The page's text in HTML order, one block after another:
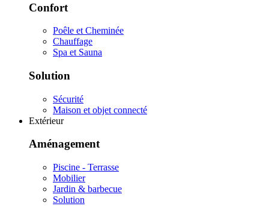
Confort
Poêle et Cheminée
Chauffage
Spa et Sauna
Solution
Sécurité
Maison et objet connecté
Extérieur
Aménagement
Piscine - Terrasse
Mobilier
Jardin & barbecue
Solution